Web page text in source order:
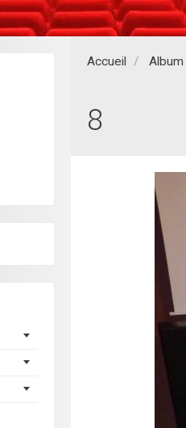
Accueil Album
8